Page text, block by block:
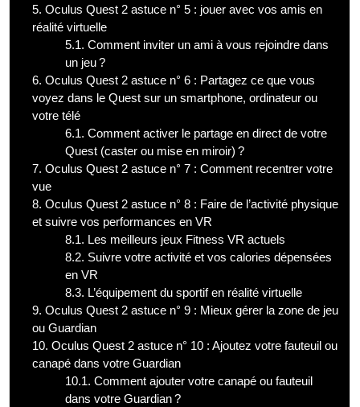
5. Oculus Quest 2 astuce n° 5 : jouer avec vos amis en
réalité virtuelle
5.1. Comment inviter un ami à vous rejoindre dans
un jeu ?
6. Oculus Quest 2 astuce n° 6 : Partagez ce que vous
voyez dans le Quest sur un smartphone, ordinateur ou
votre télé
6.1. Comment activer le partage en direct de votre
Quest (caster ou mise en miroir) ?
7. Oculus Quest 2 astuce n° 7 : Comment recentrer votre
vue
8. Oculus Quest 2 astuce n° 8 : Faire de l’activité physique
et suivre vos performances en VR
8.1. Les meilleurs jeux Fitness VR actuels
8.2. Suivre votre activité et vos calories dépensées
en VR
8.3. L’équipement du sportif en réalité virtuelle
9. Oculus Quest 2 astuce n° 9 : Mieux gérer la zone de jeu
ou Guardian
10. Oculus Quest 2 astuce n° 10 : Ajoutez votre fauteuil ou
canapé dans votre Guardian
10.1. Comment ajouter votre canapé ou fauteuil
dans votre Guardian ?